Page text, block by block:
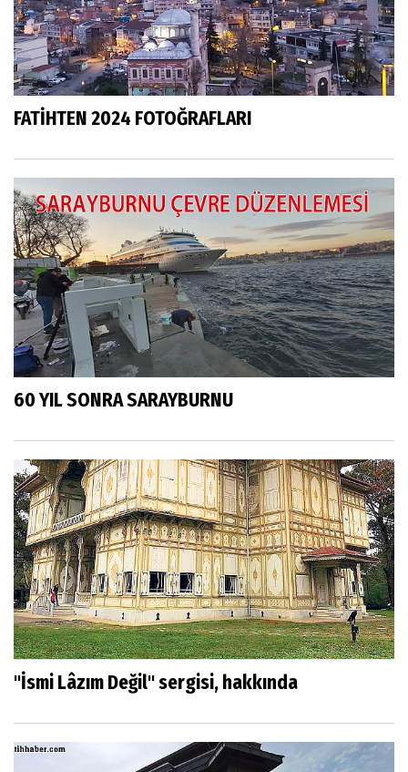
FATİHTEN 2024 FOTOĞRAFLARI
60 YIL SONRA SARAYBURNU
"İsmi Lâzım Değil" sergisi, hakkında